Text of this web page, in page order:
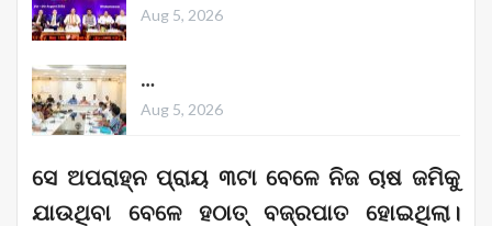
Aug 5, 2026
…
Aug 5, 2026
ସେ ଅପରାହ୍ନ ପ୍ରାୟ ୩ଟା ବେଳେ ନିଜ ଚାଷ ଜମିକୁ
ଯାଉଥିବା ବେଳେ ହଠାତ୍ ବଜ୍ରପାତ ହୋଇଥିଲା।